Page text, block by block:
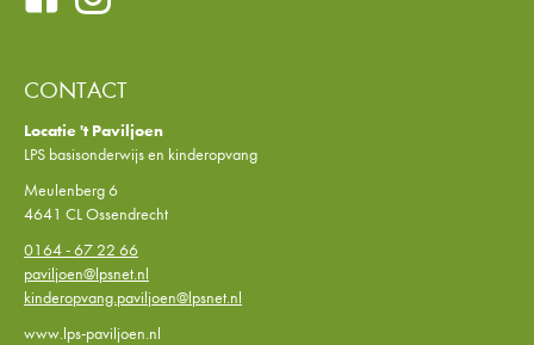
CONTACT
Locatie 't Paviljoen
LPS basisonderwijs en kinderopvang
Meulenberg 6
4641 CL Ossendrecht
0164 - 67 22 66
paviljoen@lpsnet.nl
kinderopvang.paviljoen@lpsnet.nl
www.lps-paviljoen.nl